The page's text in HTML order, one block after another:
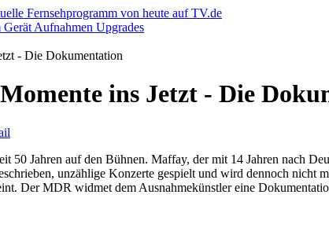
Gerät Aufnahmen Upgrades
ins Jetzt - Die
50 Jahren auf den Bühnen. Maffay, der mit 14 Jahren nach
unzählige Konzerte gespielt und wird dennoch nicht
Der MDR widmet dem Ausnahmekünstler eine